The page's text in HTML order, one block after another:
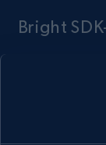
Bright